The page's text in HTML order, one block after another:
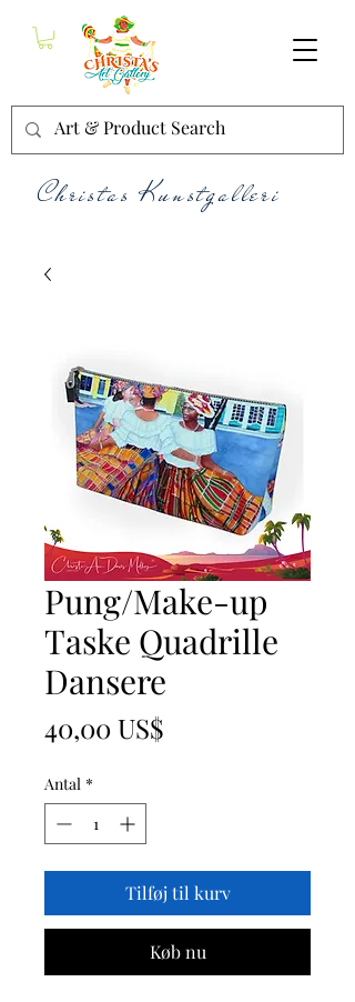
Christas Kunstgalleri
Pung/Make-up
Taske Quadrille
Dansere
40,00 US$
Antal *
Tilføj til kurv
Køb nu